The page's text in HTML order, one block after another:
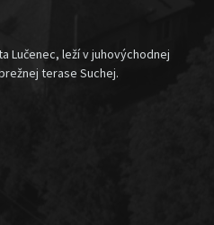
Lučenec, leží v juhovýchodnej
terase Suchej.